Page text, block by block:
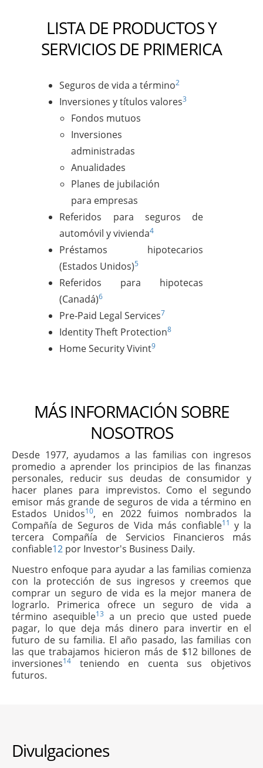
LISTA DE PRODUCTOS Y
SERVICIOS DE PRIMERICA
Seguros de vida a término2
Inversiones y títulos valores3
Fondos mutuos
Inversiones
administradas
Anualidades
Planes de jubilación
para empresas
Referidos para seguros de
automóvil y vivienda4
Préstamos hipotecarios
(Estados Unidos)5
Referidos para hipotecas
(Canadá)6
Pre-Paid Legal Services7
Identity Theft Protection8
Home Security Vivint9
MÁS INFORMACIÓN SOBRE
NOSOTROS
Desde 1977, ayudamos a las familias con ingresos
promedio a aprender los principios de las finanzas
personales, reducir sus deudas de consumidor y
hacer planes para imprevistos. Como el segundo
emisor más grande de seguros de vida a término en
Estados Unidos10, en 2022 fuimos nombrados la
Compañía de Seguros de Vida más confiable11 y la
tercera Compañía de Servicios Financieros más
confiable12 por Investor's Business Daily.
Nuestro enfoque para ayudar a las familias comienza
con la protección de sus ingresos y creemos que
comprar un seguro de vida es la mejor manera de
lograrlo. Primerica ofrece un seguro de vida a
término asequible13 a un precio que usted puede
pagar, lo que deja más dinero para invertir en el
futuro de su familia. El año pasado, las familias con
las que trabajamos hicieron más de $12 billones de
inversiones14
teniendo en cuenta sus objetivos
futuros.
Divulgaciones